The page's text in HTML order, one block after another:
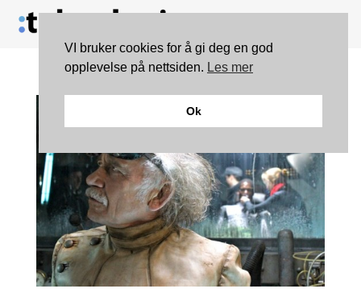
VI bruker cookies for å gi deg en god
opplevelse på nettsiden. Les mer
Ok